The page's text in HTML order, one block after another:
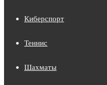
Киберспорт
Теннис
Шахматы